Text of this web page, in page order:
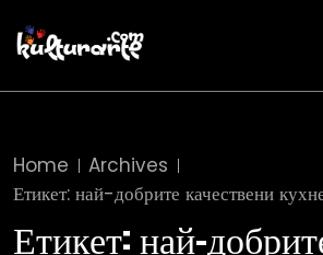
Home
Archives
Етикет: най-добрите качествени
Етикет:най-